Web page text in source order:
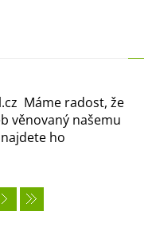
Máme radost, že
věnovaný našemu
ho